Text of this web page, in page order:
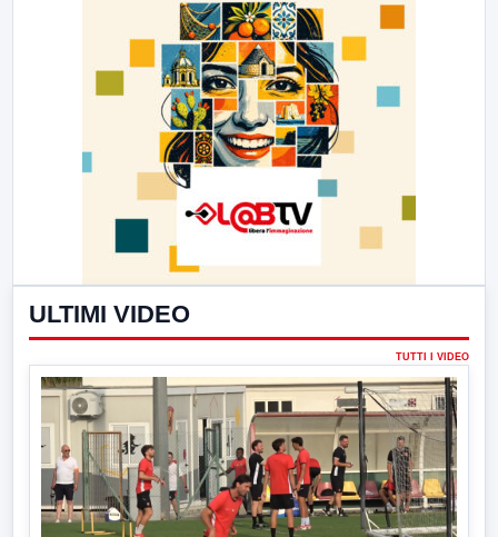
ULTIMI VIDEO
TUTTI I VIDEO